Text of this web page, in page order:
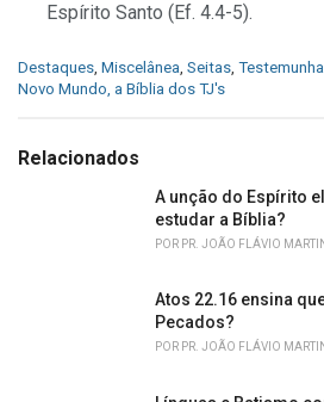
Espírito Santo (Ef. 4.4-5).
C
a
g
Destaques, Miscelânea, Seitas,
Novo Mundo, a Bíblia dos TJ's
Relacionados
A unção do Espírito
estudar a Bíblia?
POR PR. JOÃO FLÁVIO
Atos 22.16 ensina
Pecados?
POR PR. JOÃO FLÁVIO